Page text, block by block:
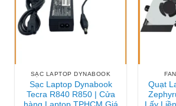
SẠC LAPTOP DYNABOOK
Sạc Laptop Dynabook
Tecra R840 R850 | Cửa
Quạt